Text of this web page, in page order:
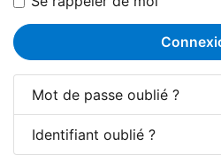
Mot de passe oublié ?
Identifiant oublié ?